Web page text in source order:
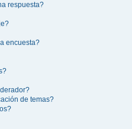
respuesta?
encuesta?
de temas?